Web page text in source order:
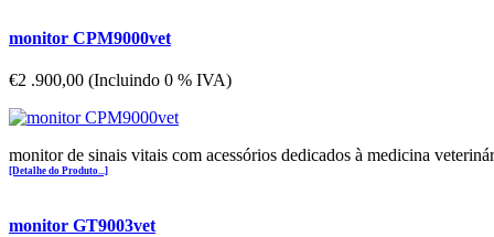
monitor CPM9000vet
€2 .900,00 (Incluindo 0 % IVA)
monitor de sinais vitais com acessórios dedicados à medicina
[Detalhe do Produto...]
monitor GT9003vet